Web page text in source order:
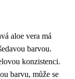
aloe vera má
barvou.
konzistenci.
barvu, může se